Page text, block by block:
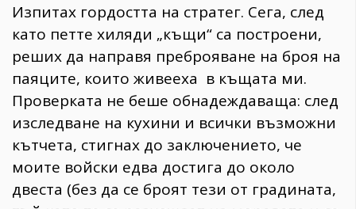
Изпитах гордостта на стратег. Сега, след
като петте хиляди „къщи“ са построени,
реших да направя преброяване на броя на
паяците, които живееха в къщата ми.
Проверката не беше обнадеждаваща: след
изследване на кухини и всички възможни
кътчета, стигнах до заключението, че
моите войски едва достига до около
двеста (без да се броят тези от градината,